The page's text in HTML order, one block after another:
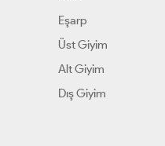
Eşarp
Üst Giyim
Alt Giyim
Dış Giyim